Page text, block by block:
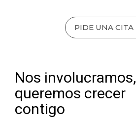
PIDE UNA CITA
Nos involucramos,
queremos crecer
contigo